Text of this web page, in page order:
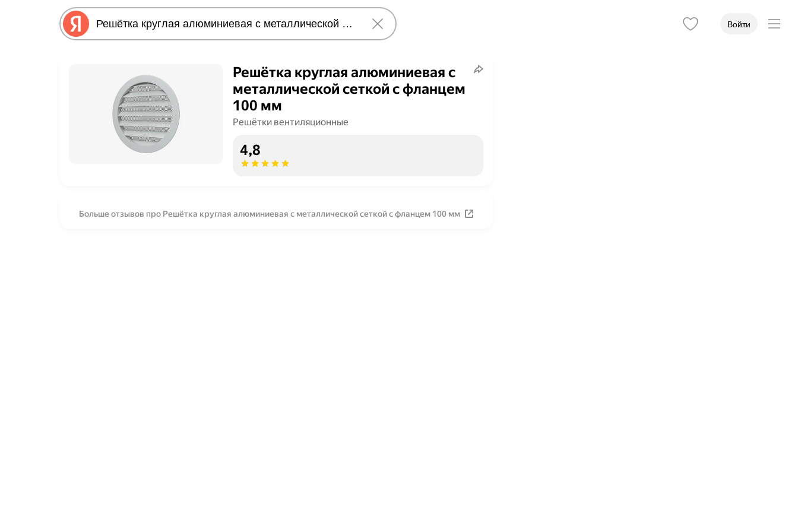
Войти
Решётка круглая алюминиевая с
металлической сеткой с фланцем
100 мм
Решётки вентиляционные
4,8
Больше отзывов про Решётка круглая алюминиевая с металлической сеткой с фланцем 100 мм